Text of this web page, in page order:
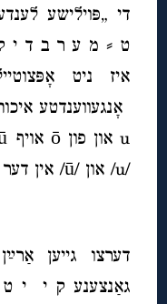
די „פּוילישע
ט ⸗ מ ע ר ב ד י
איז ניט
אָנגעווענדטע
u און פון ō אויף
/u/ און /ū/ אין דער סיסטעם).
דערצו גייען
גאַנצענע ק י י ט